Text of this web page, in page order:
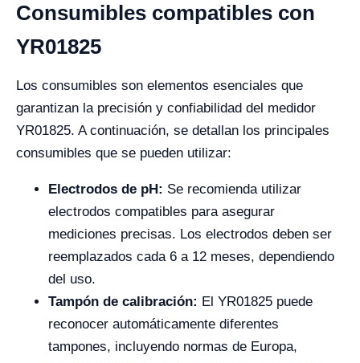
Consumibles compatibles con
YR01825
Los consumibles son elementos esenciales que
garantizan la precisión y confiabilidad del medidor
YR01825. A continuación, se detallan los principales
consumibles que se pueden utilizar:
Electrodos de pH: Se recomienda utilizar
electrodos compatibles para asegurar
mediciones precisas. Los electrodos deben ser
reemplazados cada 6 a 12 meses, dependiendo
del uso.
Tampón de calibración: El YR01825 puede
reconocer automáticamente diferentes
tampones, incluyendo normas de Europa,